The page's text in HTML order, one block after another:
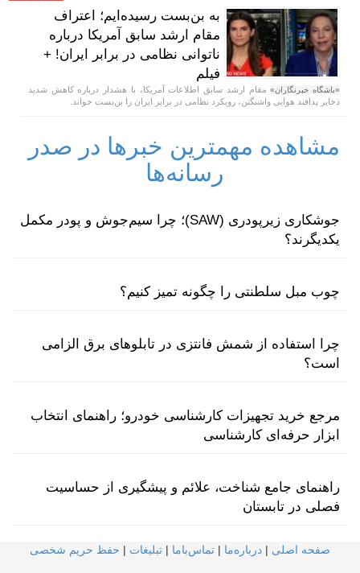
به بن‌بست رسیده‌ایم؛ اعتراف
مقام ارشد سابق آمریکا درباره
ناتوانی نظامی در برابر ایران! +
فیلم
«باشگاه خبرنگاران»مقام ارشد سابق اطلاعات آمریکا، با هشدار درباره کاهش شدید
ذخایر پدافند هوایی واشنگتن، رویکرد نظامی در برابر ایران را بن‌بست خواند.
مشاهده مهمترین خبرها در صدر
رسانه‌ها
جوشکاری زیرپودری (SAW)؛ چرا سیم‌جوش و پودر مکمل
یکدیگرند؟
چوب مبل سلطنتی را چگونه تمیز کنیم؟
چرا استفاده از شمش فانتزی در تابلوهای برق الزامی
است؟
مرجع خرید تجهیزات کارشناسی خودرو؛ راهنمای انتخاب
ابزار حرفه‌ای کارشناسی
راهنمای جامع شناخت، علائم و پیشگیری از حساسیت
فصلی در تابستان
صفحه اصلی | درباره‌ما | تماس‌با‌ما | تبلیغات | حفظ حریم شخصی